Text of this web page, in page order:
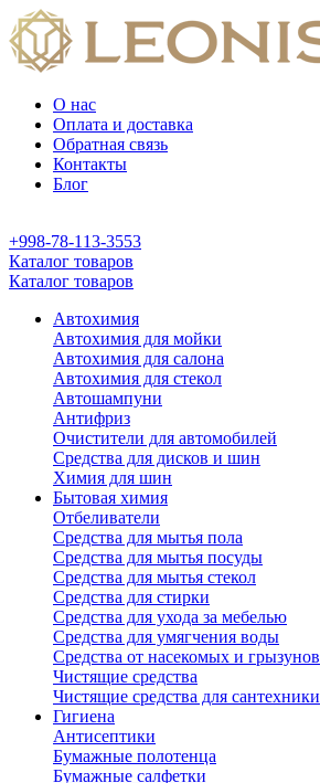
О нас
Оплата и доставка
Обратная связь
Контакты
Блог
+998-78-113-3553
Каталог товаров
Каталог товаров
Автохимия
Автохимия для мойки
Автохимия для салона
Автохимия для стекол
Автошампуни
Антифриз
Очистители для автомобилей
Средства для дисков и шин
Химия для шин
Бытовая химия
Отбеливатели
Средства для мытья пола
Средства для мытья посуды
Средства для мытья стекол
Средства для стирки
Средства для ухода за мебелью
Средства для умягчения воды
Средства от насекомых и грызунов
Чистящие средства
Чистящие средства для сантехники
Гигиена
Антисептики
Бумажные полотенца
Бумажные салфетки